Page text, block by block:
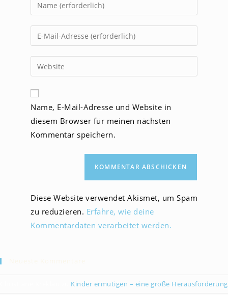
deinen
Namen
oder
zum
Kommentieren
ein
Gib
deine
E-
Mail-
zum
Kommentieren
ein
Gib
deine
Website-
URL
ein
(optional)
Name, E-Mail-Adresse und Website in
diesem Browser für meinen nächsten
Kommentar speichern.
Diese Website verwendet Akismet, um Spam
zu reduzieren. Erfahre, wie deine
Kommentardaten verarbeitet werden.
Kinder ermutigen – eine große Herausforderung